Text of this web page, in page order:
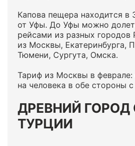
Капова пещера находится в
от Уфы. До Уфы можно
рейсами из разных городов
из Москвы, Екатеринбурга,
Тюмени, Сургута, Омска.
Тариф из Москвы в феврале:
на человека в обе стороны
ДРЕВНИЙ ГОРОД
ТУРЦИИ